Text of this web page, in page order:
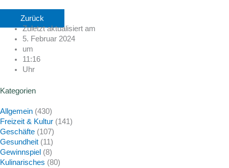
Zurück
Zuletzt aktualisiert am
5. Februar 2024
um
11:16
Uhr
Kategorien
Allgemein (430)
Freizeit & Kultur (141)
Geschäfte (107)
Gesundheit (11)
Gewinnspiel (8)
Kulinarisches (80)